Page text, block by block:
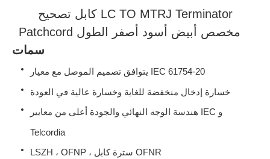
كابل تصحيح LC TO MTRJ Terminator
Patchcord مخصص أبيض أسود أصفر الطول
سمات
يتوافق تصميم الموصل مع معيار IEC 61754-20
خسارة إدخال منخفضة للغاية وخسارة عالية في العودة
هندسة الوجه النهائي والجودة أعلى من معايير IEC و
Telcordia
LSZH ، OFNP ، سترة كابل OFNR